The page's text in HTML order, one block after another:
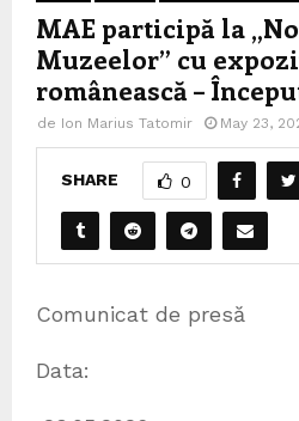
MAE participă la
Muzeelor” cu
românească –
de Ion Marius Tatomir May 23,
SHARE 0
Comunicat de presă
Data: